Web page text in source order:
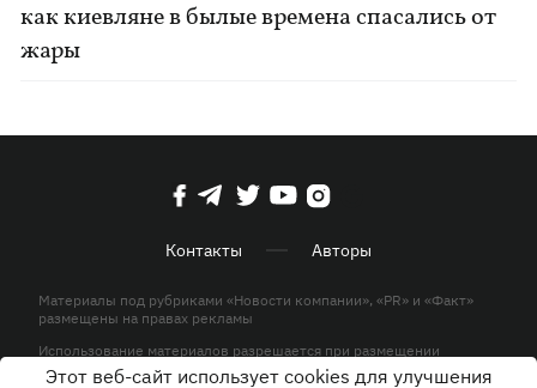
как киевляне в былые времена спасались от
жары
Контакты Авторы
Материалы под рубриками «Новости компании», «PR» и «Факт»
размещены на правах рекламы
Использование материалов разрешается при размещении
активной гиперссылки на KP.UA в первом абзаце.
Этот веб-сайт использует cookies для улучшения